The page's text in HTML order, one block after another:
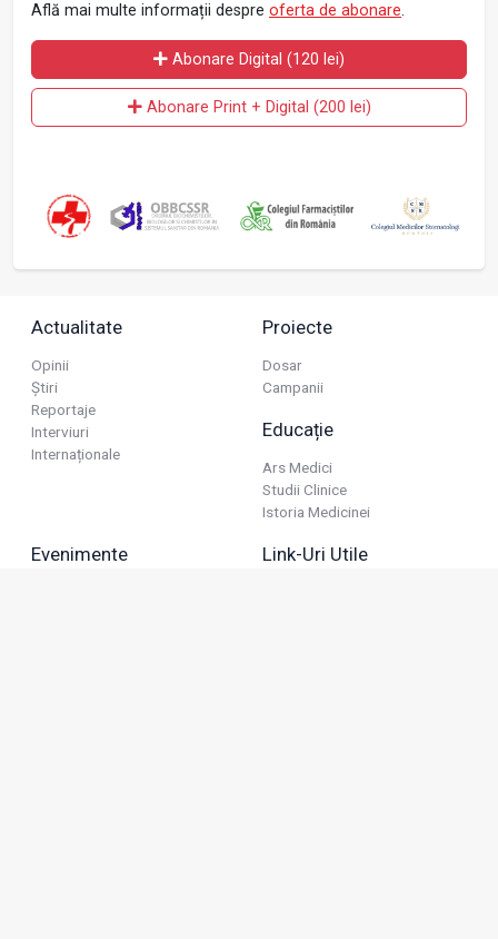
Află mai multe informații despre oferta de abonare.
Abonare Digital (120 lei)
Abonare Print + Digital (200 lei)
Actualitate
Opinii
Știri
Reportaje
Interviuri
Internaționale
Proiecte
Dosar
Campanii
Educație
Ars Medici
Studii Clinice
Istoria Medicinei
Evenimente Link-Uri Utile